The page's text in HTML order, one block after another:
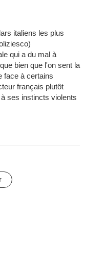
italiens les plus
qui a du mal à
bien que l'on sent la
face à certains
français plutôt
ses instincts violents